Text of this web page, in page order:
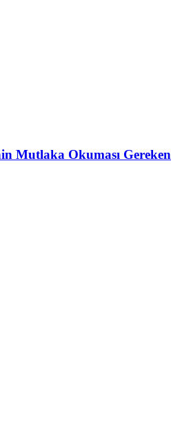
Mutlaka Okuması Gereken